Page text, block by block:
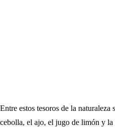
Entre estos tesoros de la
cebolla, el ajo, el jugo de limón y la